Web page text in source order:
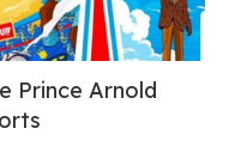
Prince Arnold